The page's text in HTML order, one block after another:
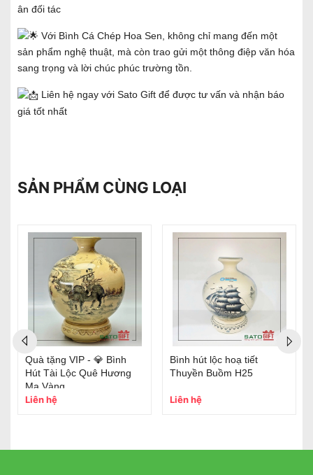
ân đối tác
Với Bình Cá Chép Hoa Sen, không chỉ mang đến một
sản phẩm nghệ thuật, mà còn trao gửi một thông điệp văn hóa
sang trọng và lời chúc phúc trường tồn.
Liên hệ ngay với Sato Gift để được tư vấn và nhận báo
giá tốt nhất
SẢN PHẨM CÙNG LOẠI
Quà tặng VIP - 💎 Bình
Hút Tài Lộc Quê Hương
Mạ Vàng
Liên hệ
Bình hút lộc hoạ tiết
Thuyền Buồm H25
Liên hệ